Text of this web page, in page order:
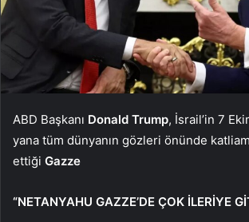
ABD Başkanı Donald Trump, İsrail’in 7
yana tüm dünyanın gözleri önünde
ettiği Gazze
“NETANYAHU GAZZE’DE ÇOK İLERİYE